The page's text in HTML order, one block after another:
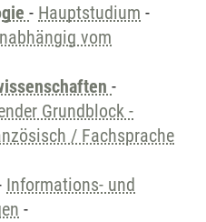
- Hauptstudium -
vom
-
Grundblock -
/ Fachsprache
Informations- und
-